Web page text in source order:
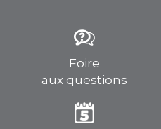
Foire
aux questions